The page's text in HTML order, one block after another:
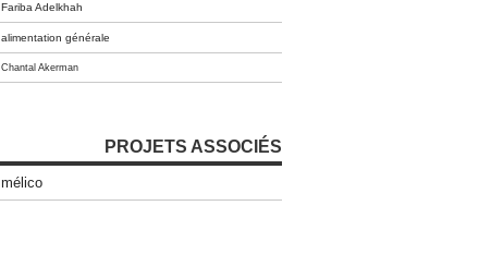
Fariba Adelkhah
alimentation générale
Chantal Akerman
PROJETS ASSOCIÉS
mélico